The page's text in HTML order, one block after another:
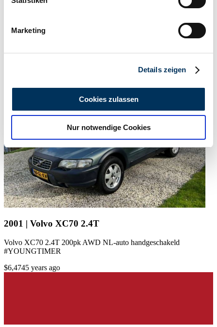
bestimmten Merkmalen (Fingerprinting) identifizieren
Erfahren Sie mehr darüber, wie Ihre persönlichen Daten
analysieren. Außerdem geben wir Informationen zu Ihrer
Verwendung unserer Website an unsere Partner für
soziale Medien, Werbung und Analysen weiter. Unsere
Partner führen diese Informationen möglicherweise mit
weiteren Daten zusammen, die Sie ihnen bereitgestellt
haben oder die sie im Rahmen Ihrer Nutzung der Dienste
gesammelt haben.Datenschutzerklärung
Marketing
Details zeigen
Cookies zulassen
Nur notwendige Cookies
Expired listing
2001 | Volvo XC70 2.4T
Volvo XC70 2.4T 200pk AWD NL-auto handgeschakeld
#YOUNGTIMER
$6,4745 years ago